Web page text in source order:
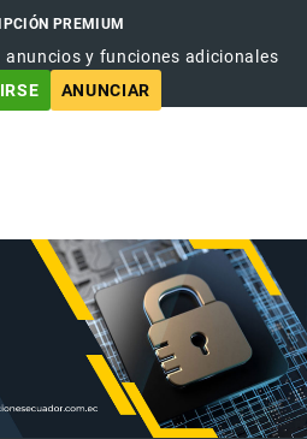
PREMIUM
y funciones adicionales
ANUNCIAR